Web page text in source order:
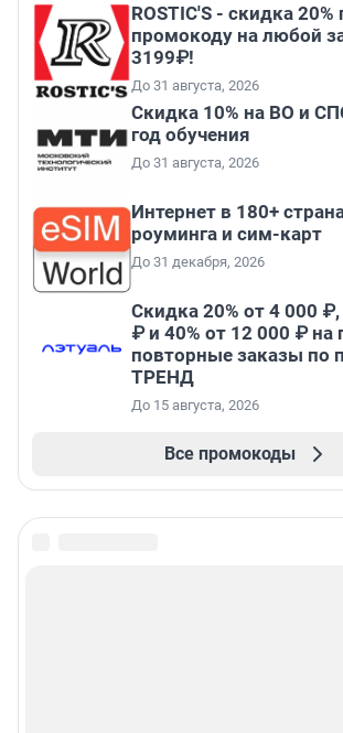
ROSTIC'S - скидка 20%
промокоду на любой
3199₽!
До 31 августа, 2026
Скидка 10% на ВО и
год обучения
До 31 августа, 2026
Интернет в 180+
роуминга и сим-карт
До 31 декабря, 2026
Скидка 20% от 4 000 ₽,
₽ и 40% от 12 000 ₽ на
повторные заказы по
ТРЕНД
До 15 августа, 2026
Все промокоды